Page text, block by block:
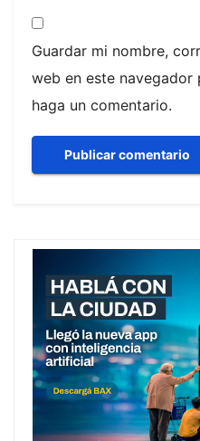
Guardar mi nombre,
web en este
haga un comentario.